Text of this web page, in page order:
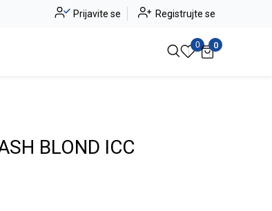
-20% na kompletan asortiman Pogledaj više
Prijavite se Registrujte se
0 0
BLOND ICC